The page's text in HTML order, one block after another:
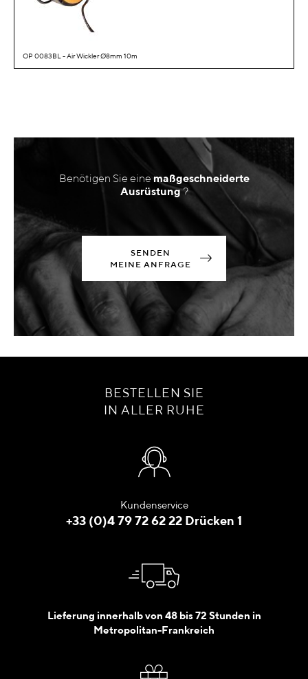
OP 0083BL - Air Wickler Ø8mm 10m
Benötigen Sie einemaßgeschneiderte
Ausrüstung?
SENDEN
MEINE ANFRAGE
BESTELLEN SIE
IN ALLER RUHE
Kundenservice
+33 (0)4 79 72 62 22 Drücken 1
Lieferung innerhalb von 48 bis 72 Stunden in
Metropolitan-Frankreich